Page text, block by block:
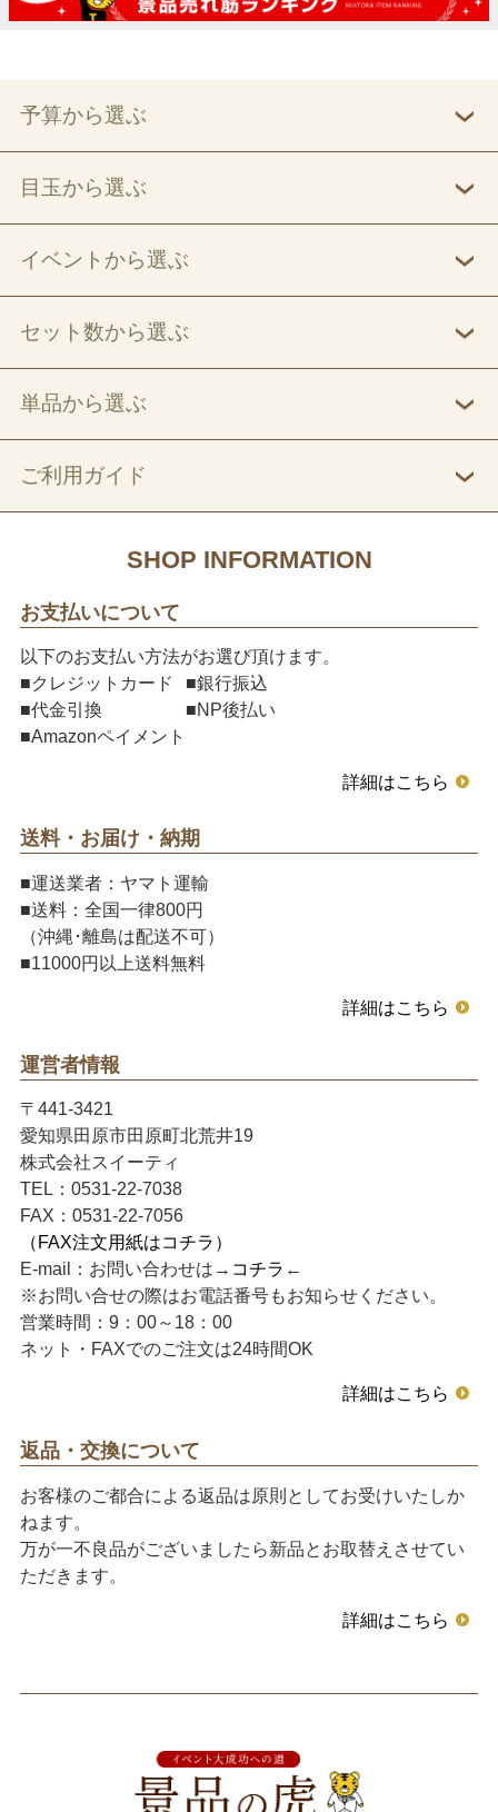
予算から選ぶ
目玉から選ぶ
イベントから選ぶ
セット数から選ぶ
単品から選ぶ
ご利用ガイド
SHOP INFORMATION
お支払いについて
以下のお支払い方法がお選び頂けます。
■クレジットカード
■銀行振込
■代金引換
■NP後払い
■Amazonペイメント
詳細はこちら
送料・お届け・納期
■運送業者：ヤマト運輸
■送料：全国一律800円
（沖縄･離島は配送不可）
■11000円以上送料無料
詳細はこちら
運営者情報
〒441-3421
愛知県田原市田原町北荒井19
株式会社スイーティ
TEL：0531-22-7038
FAX：0531-22-7056
（FAX注文用紙はコチラ）
E-mail：お問い合わせは→ コチラ ←
※お問い合せの際はお電話番号もお知らせください。
営業時間：9：00～18：00
ネット・FAXでのご注文は24時間OK
詳細はこちら
返品・交換について
お客様のご都合による返品は原則としてお受けいたしか
ねます。
万が一不良品がございましたら新品とお取替えさせてい
ただきます。
詳細はこちら